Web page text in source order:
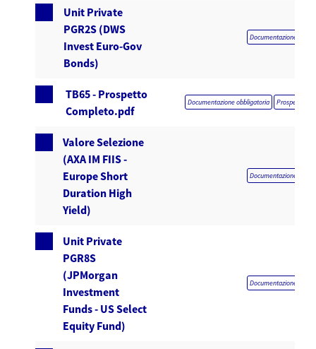
Unit Private
PGR2S (DWS
Invest Euro-Gov
Bonds)
Documentazione
TB65 - Prospetto
Completo.pdf
Documentazione obbligatoria Prospetto
Valore Selezione
(AXA IM FIIS -
Europe Short
Duration High
Yield)
Documentazione
Unit Private
PGR8S
(JPMorgan
Investment
Funds - US Select
Equity Fund)
Documentazione